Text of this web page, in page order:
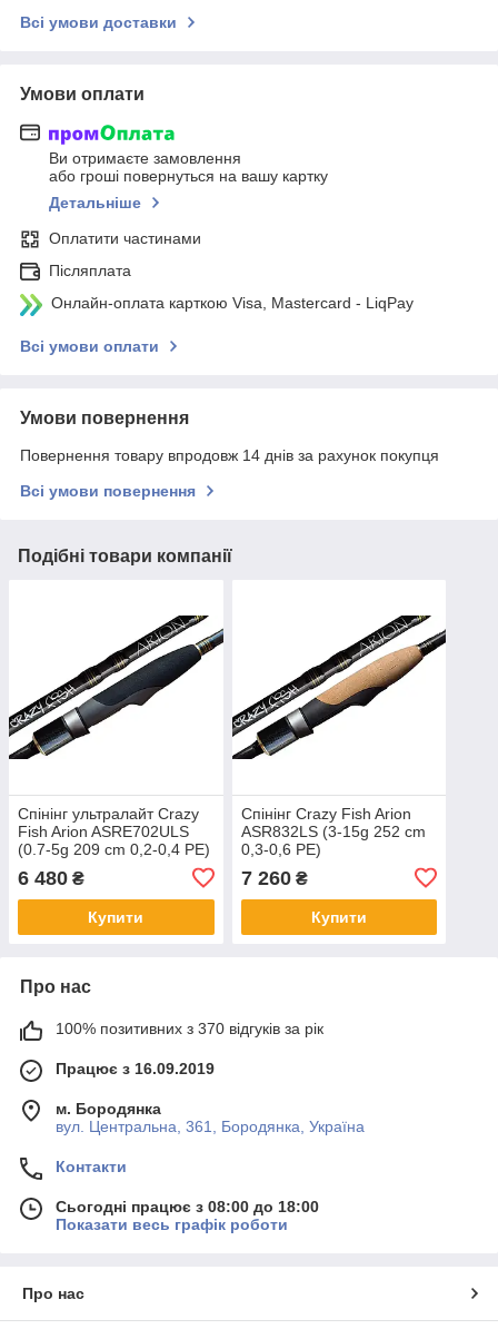
Всі умови доставки
Умови оплати
Ви отримаєте замовлення
або гроші повернуться на вашу картку
Детальніше
Оплатити частинами
Післяплата
Онлайн-оплата карткою Visa, Mastercard - LiqPay
Всі умови оплати
Умови повернення
Повернення товару впродовж 14 днів за рахунок покупця
Всі умови повернення
Подібні товари компанії
Спінінг ультралайт Crazy
Fish Arion ASRE702ULS
(0.7-5g 209 cm 0,2-0,4 PE)
6 480 ₴
Купити
Спінінг Crazy Fish Arion
ASR832LS (3-15g 252 cm
0,3-0,6 PE)
7 260₴
Купити
Про нас
100% позитивних з 370 відгуків за рік
Працює з 16.09.2019
м. Бородянка
вул. Центральна, 361, Бородянка, Україна
Контакти
Сьогодні працює з 08:00 до 18:00
Показати весь графік роботи
Про нас